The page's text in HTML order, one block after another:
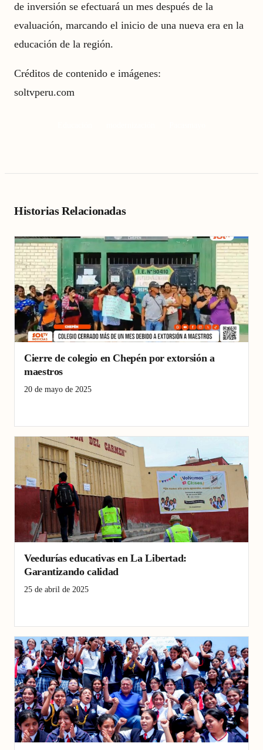
de inversión se efectuará un mes después de la
evaluación, marcando el inicio de una nueva era en la
educación de la región.
Créditos de contenido e imágenes:
soltvperu.com
Historias Relacionadas
Cierre de colegio en Chepén por extorsión a
maestros
20 de mayo de 2025
Veedurías educativas en La Libertad:
Garantizando calidad
25 de abril de 2025